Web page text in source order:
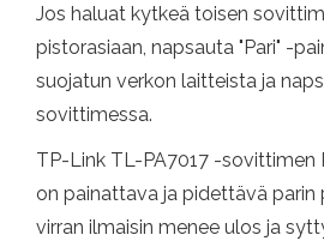
Jos haluat kytkeä toisen
pistorasiaan, napsauta "Pari" -
suojatun verkon laitteista ja
sovittimessa.
TP-Link TL-PA7017 -sovittimen
on painattava ja pidettävä parin
virran ilmaisin menee ulos ja